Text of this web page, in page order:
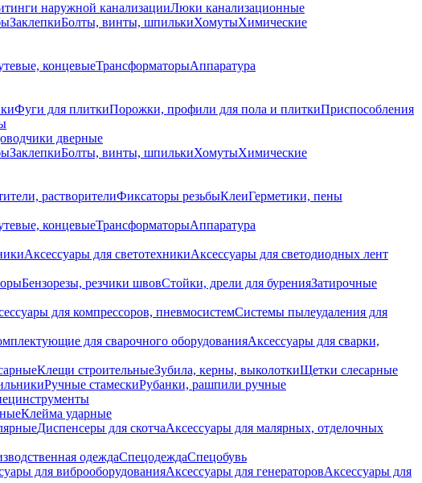
наружной канализацииЛюки канализационные
ЗаклепкиБолты, винты, шпилькиХомутыХимические
концевыеТрансформаторыАппаратура
Фуги для плиткиПорожки, профили для пола и плиткиПриспособления
дверные
ЗаклепкиБолты, винты, шпилькиХомутыХимические
растворителиФиксаторы резьбыКлеиГерметики, пены
концевыеТрансформаторыАппаратура
Аксессуары для светотехникиАксессуары для светодиодных лент
Бензорезы, резчики швовСтойки, дрели для буренияЗатирочные
для компрессоров, пневмосистемСистемы пылеудаления для
для сварочного оборудованияАксессуары для сварки,
Клещи строительныеЗубила, керны, выколоткиЩетки слесарные
Ручные стамескиРубанки, рашпили ручные
Клейма ударные
Диспенсеры для скотчаАксессуары для малярных, отделочных
одеждаСпецодеждаСпецобувь
для виброоборудованияАксессуары для генераторовАксессуары для